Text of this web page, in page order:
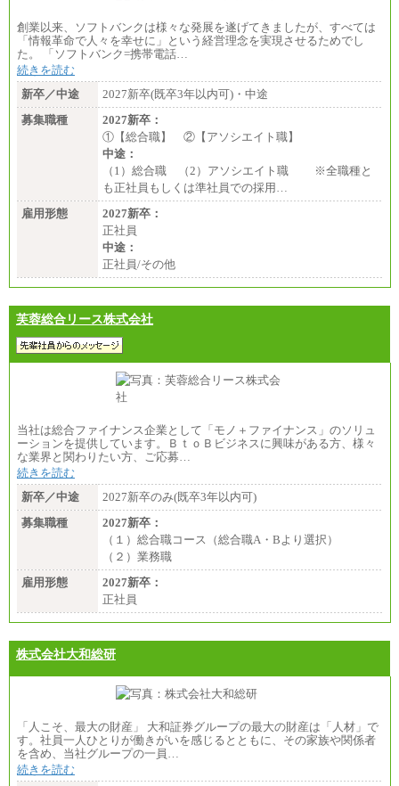
創業以来、ソフトバンクは様々な発展を遂げてきましたが、すべては
「情報革命で人々を幸せに」という経営理念を実現させるためでし
た。 「ソフトバンク=携帯電話…
続きを読む
新卒／中途
2027新卒(既卒3年以内可)・中途
募集職種
2027新卒：
①【総合職】 ②【アソシエイト職】
中途：
（1）総合職 （2）アソシエイト職 ※全職種と
も正社員もしくは準社員での採用…
雇用形態
2027新卒：
正社員
中途：
正社員/その他
芙蓉総合リース株式会社
当社は総合ファイナンス企業として「モノ＋ファイナンス」のソリュ
ーションを提供しています。ＢｔｏＢビジネスに興味がある方、様々
な業界と関わりたい方、ご応募…
続きを読む
新卒／中途
2027新卒のみ(既卒3年以内可)
募集職種
2027新卒：
（１）総合職コース（総合職A・Bより選択）
（２）業務職
雇用形態
2027新卒：
正社員
株式会社大和総研
「人こそ、最大の財産」 大和証券グループの最大の財産は「人材」で
す。社員一人ひとりが働きがいを感じるとともに、その家族や関係者
を含め、当社グループの一員…
続きを読む